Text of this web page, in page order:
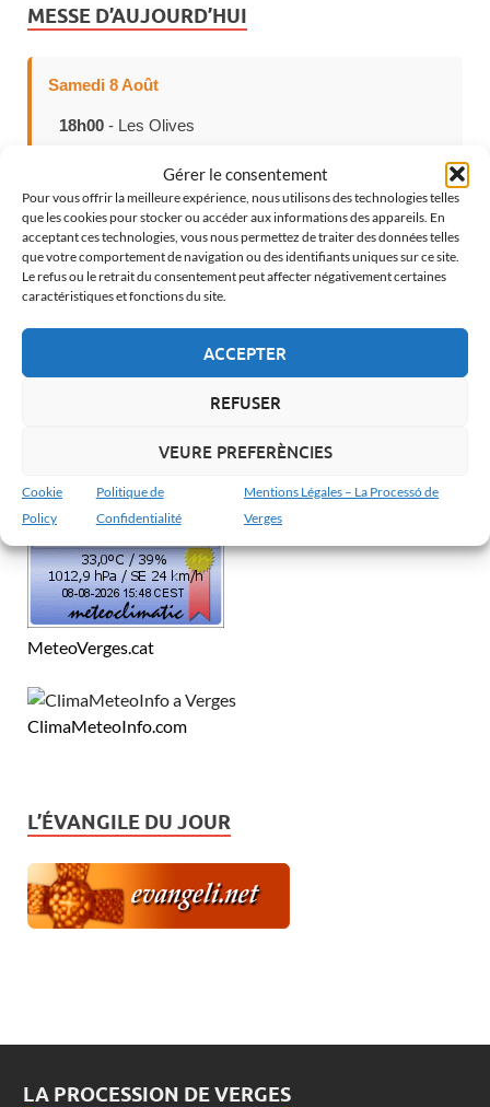
Gérer le consentement
Pour vous offrir la meilleure expérience, nous utilisons des technologies telles
que les cookies pour stocker ou accéder aux informations des appareils. En
acceptant ces technologies, vous nous permettez de traiter des données telles
que votre comportement de navigation ou des identifiants uniques sur ce site.
Le refus ou le retrait du consentement peut affecter négativement certaines
caractéristiques et fonctions du site.
ACCEPTER
REFUSER
VEURE PREFERÈNCIES
Cookie
Policy
Politique de
Confidentialité
Mentions Légales – La Processó de
Verges
MESSE D’AUJOURD’HUI
Samedi 8 Août
18h00 - Les Olives
CHOISISSEZ VOTRE LANGUE
Català
MeteoVerges.cat
ClimaMeteoInfo.com
L’ÉVANGILE DU JOUR
LA PROCESSION DE VERGES